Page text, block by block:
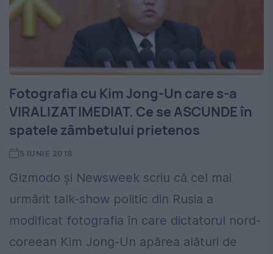
Fotografia cu Kim Jong-Un care s-a
VIRALIZAT IMEDIAT. Ce se ASCUNDE în
spatele zâmbetului prietenos
5 IUNIE 2018
Gizmodo și Newsweek scriu că cel mai
urmărit talk-show politic din Rusia a
modificat fotografia în care dictatorul nord-
coreean Kim Jong-Un apărea alături de